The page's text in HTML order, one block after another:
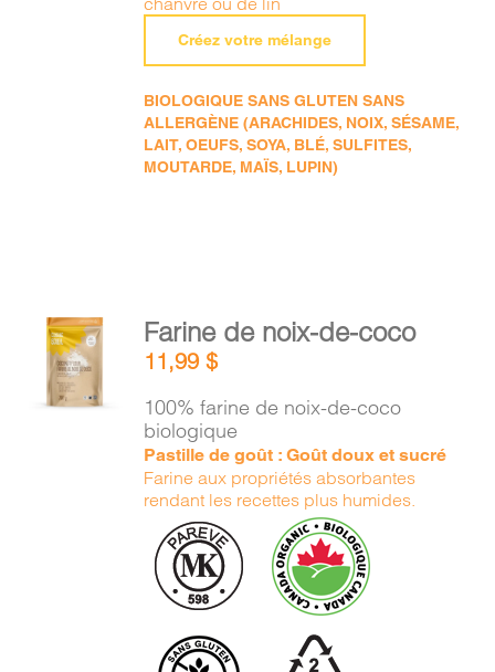
Créez votre mélange
BIOLOGIQUE SANS GLUTEN SANS
ALLERGÈNE (ARACHIDES, NOIX, SÉSAME,
LAIT, OEUFS, SOYA, BLÉ, SULFITES,
MOUTARDE, MAÏS, LUPIN)
AJOUTER
AU
PANIER
Farine de noix-de-coco
11,99$
100% farine de noix-de-coco
biologique
Pastille de goût : Goût doux et sucré
Farine aux propriétés absorbantes
rendant les recettes plus humides.